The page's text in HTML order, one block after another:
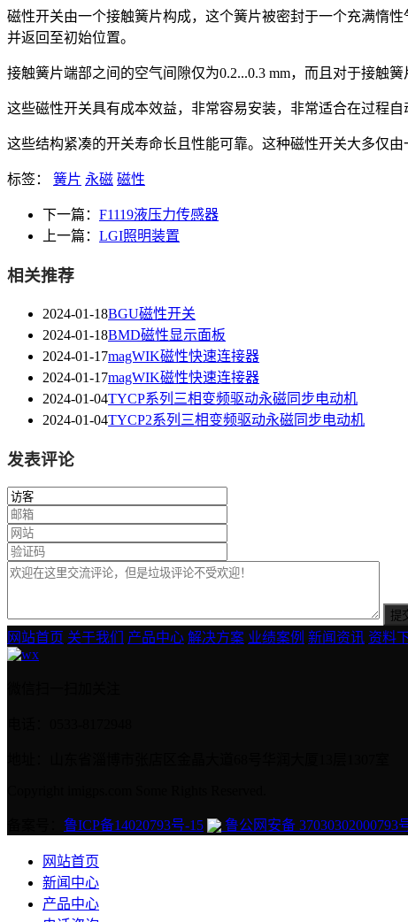
磁性开关由一个接触簧片构成，这个簧片被密封于一个充满惰
并返回至初始位置。
接触簧片端部之间的空气间隙仅为0.2...0.3 mm，而且对于接触
这些磁性开关具有成本效益，非常容易安装，非常适合在过程
这些结构紧凑的开关寿命长且性能可靠。这种磁性开关大多仅
标签： 簧片 永磁 磁性
下一篇： F1119液压力传感器
上一篇： LGI照明装置
相关推荐
2024-01-18BGU磁性开关
2024-01-18BMD磁性显示面板
2024-01-17magWIK磁性快速连接器
2024-01-17magWIK磁性快速连接器
2024-01-04TYCP系列三相变频驱动永磁同步电动机
2024-01-04TYCP2系列三相变频驱动永磁同步电动机
发表评论
网站首页 关于我们 产品中心 解决方案 业绩案例 新闻资讯 资料
鲁ICP备14020793号-15 鲁公网安备 37030302000793
网站首页
新闻中心
产品中心